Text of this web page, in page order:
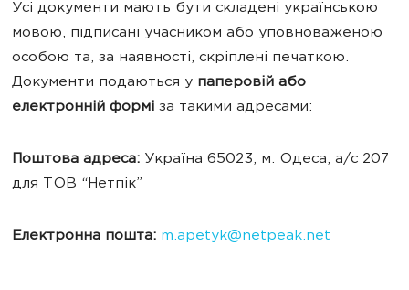
Усі документи мають бути складені українською
мовою, підписані учасником або уповноваженою
особою та, за наявності, скріплені печаткою.
Документи подаються у паперовій або
електронній формі за такими адресами:
Поштова адреса: Україна 65023, м. Одеса, а/с 207
для ТОВ “Нетпік”
Електронна пошта: m.apetyk@netpeak.net